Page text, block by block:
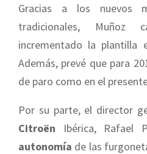
Gracias a los nuevos
tradicionales,
incrementado la plantilla
Además, prevé que para
de paro como en el
Por su parte, el director
Citroën Ibérica, Rafael
autonomía de las